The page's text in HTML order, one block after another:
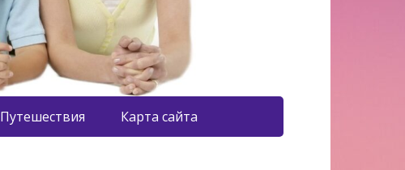
Путешествия Карта сайта